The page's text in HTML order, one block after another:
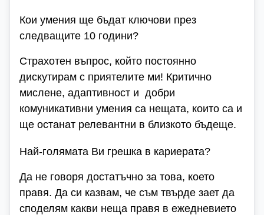
Кои умения ще бъдат ключови през
следващите 10 години?
Страхотен въпрос, който постоянно
дискутирам с приятелите ми! Критично
мислене, адаптивност и добри
комуникативни умения са нещата, които са и
ще останат релевантни в близкото бъдеще.
Най-голямата Ви грешка в кариерата?
Да не говоря достатъчно за това, което
правя. Да си казвам, че съм твърде зает да
споделям какви неща правя в ежедневието